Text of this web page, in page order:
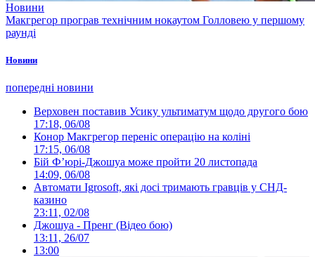
Новини
Макгрегор програв технічним нокаутом Голловею у першому
раунді
Новини
попередні новини
Верховен поставив Усику ультиматум щодо другого бою
17:18, 06/08
Конор Макгрегор переніс операцію на коліні
17:15, 06/08
Бій Ф’юрі-Джошуа може пройти 20 листопада
14:09, 06/08
Автомати Igrosoft, які досі тримають гравців у СНД-
казино
23:11, 02/08
Джошуа - Пренг (Відео бою)
13:11, 26/07
13:00